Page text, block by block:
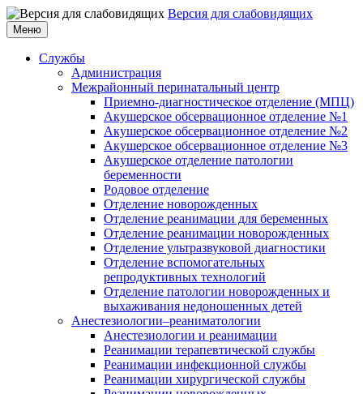
Версия для слабовидящих
Меню
Службы
Администрация
Межрайонный перинатальный центр
Приемно-диагностическое отделение (МПЦ)
Акушерское обсервационное отделение №1
Акушерское обсервационное отделение №2
Акушерское обсервационное отделение №3
Акушерское отделение патологии
беременности
Родовое отделение
Отделение новорожденных
Отделение реанимации для беременных
Отделение реанимации новорожденных
Отделение ультразвуковой диагностики
Отделение вспомогательных
репродуктивных технологий
Отделение патологии новорожденных и
выхаживания недоношенных детей
Анестезиологии–реаниматологии
Анестезиологии и реанимации
Реанимации терапевтической службы
Реанимации инфекционной службы
Реанимации хирургической службы